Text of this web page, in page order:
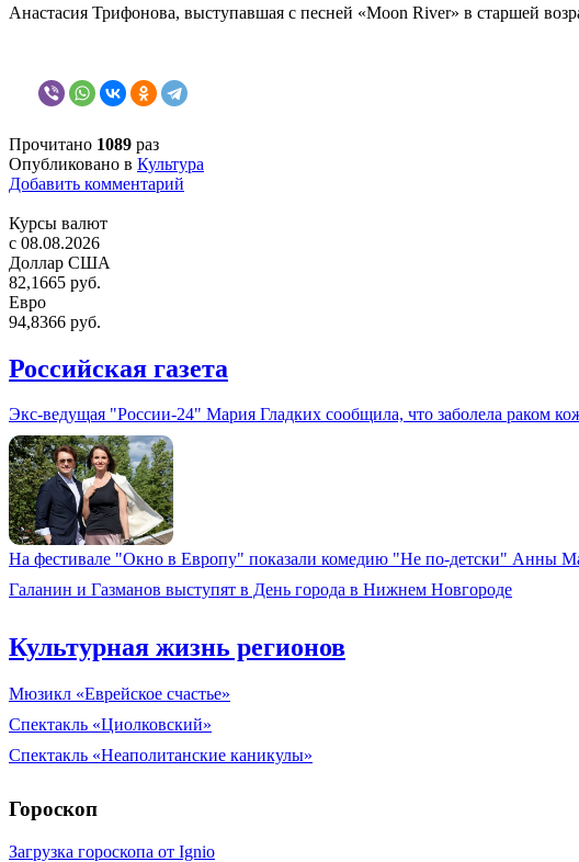
Анастасия Трифонова, выступавшая с песней «Moon River» в старшей
Прочитано 1089 раз
Опубликовано в Культура
Добавить комментарий
Курсы валют
c 08.08.2026
Доллар США
82,1665 руб.
Евро
94,8366 руб.
Российская газета
Экс-ведущая "России-24" Мария Гладких сообщила, что заболела раком
На фестивале "Окно в Европу" показали комедию "Не по-детски" Анны
Галанин и Газманов выступят в День города в Нижнем Новгороде
Культурная жизнь регионов
Мюзикл «Еврейское счастье»
Спектакль «Циолковский»
Спектакль «Неаполитанские каникулы»
Гороскоп
Загрузка гороскопа от Ignio